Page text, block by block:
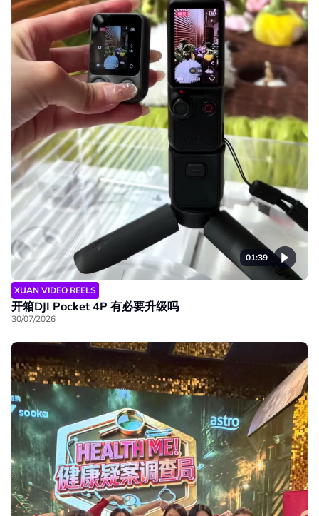
01:39
XUAN VIDEO REELS
开箱DJI Pocket 4P 有必要升级吗
30/07/2026